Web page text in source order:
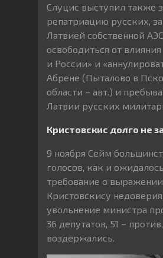
Слуцис выступил также
репатриацию русских,
Латвией собственной
освободиться от
и России» и
Абрене (Пыталово в
области – авт.) и
Латвии русских
Кристовскис долго не
9 ноября Сейм
голосов, как и
требование о выражении
Кристовскису
увольнение министра
36 депутатов, 51 –
воздержались.